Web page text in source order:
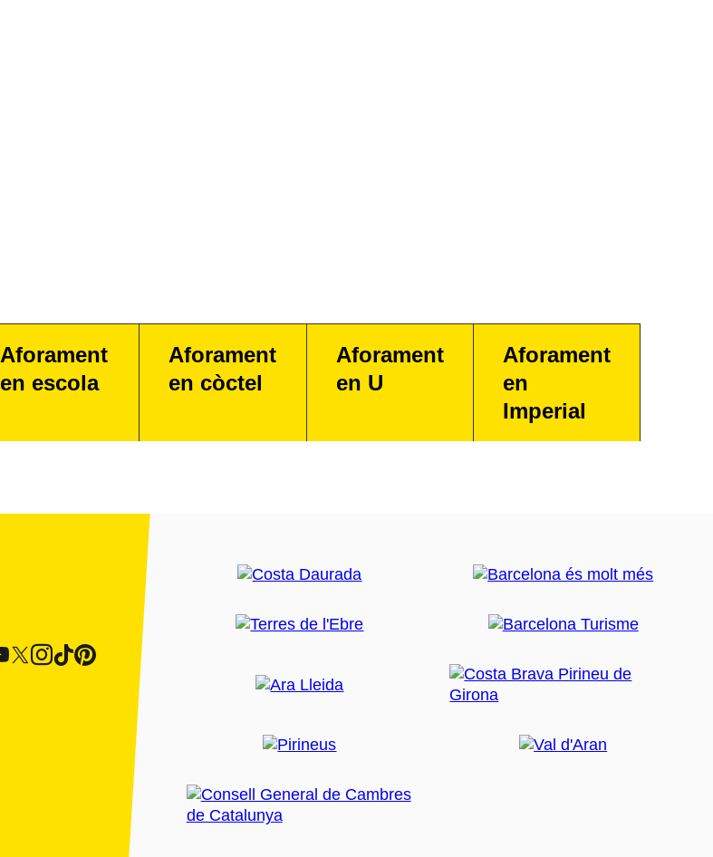
Aforament
en escola
Aforament
en còctel
Aforament
en U
Aforament
en
Imperial